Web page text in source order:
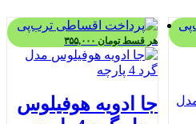
هر قسطتومان
جا ادویه هوفیلوس